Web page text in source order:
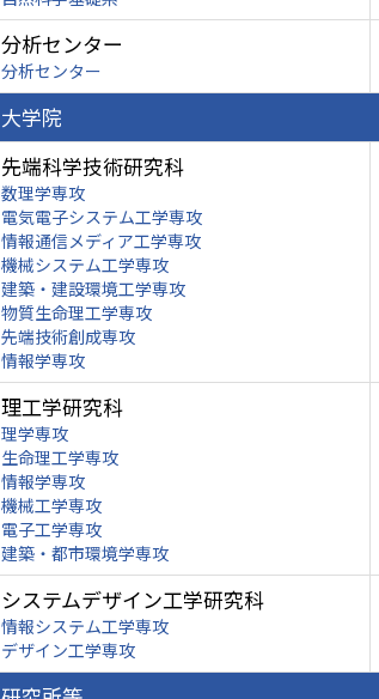
分析センター
分析センター
大学院
先端科学技術研究科
数理学専攻
電気電子システム工学専攻
情報通信メディア工学専攻
機械システム工学専攻
建築・建設環境工学専攻
物質生命理工学専攻
先端技術創成専攻
情報学専攻
理工学研究科
理学専攻
生命理工学専攻
情報学専攻
機械工学専攻
電子工学専攻
建築・都市環境学専攻
システムデザイン工学研究科
情報システム工学専攻
デザイン工学専攻